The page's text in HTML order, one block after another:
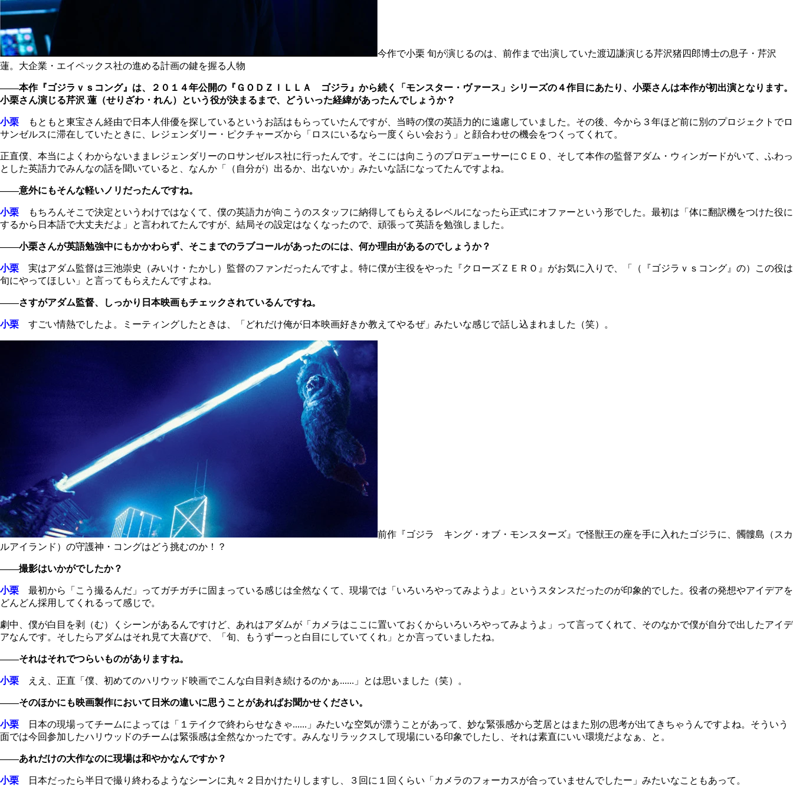
今作で小栗 旬が演じるのは、前作まで出演していた渡辺謙演じる芹沢猪四郎博士の息子・芹沢
蓮。大企業・エイペックス社の進める計画の鍵を握る人物
――本作『ゴジラｖｓコング』は、２０１４年公開の『ＧＯＤＺＩＬＬＡ ゴジラ』から続く「モンスター・ヴァース」シリーズの４作目にあたり、小栗さんは本作が初出演となります。
小栗さん演じる芹沢 蓮（せりざわ・れん）という役が決まるまで、どういった経緯があったんでしょうか？
小栗 もともと東宝さん経由で日本人俳優を探しているというお話はもらっていたんですが、当時の僕の英語力的に遠慮していました。その後、今から３年ほど前に別のプロジェクトでロ
サンゼルスに滞在していたときに、レジェンダリー・ピクチャーズから「ロスにいるなら一度くらい会おう」と顔合わせの機会をつくってくれて。
正直僕、本当によくわからないままレジェンダリーのロサンゼルス社に行ったんです。そこには向こうのプロデューサーにＣＥＯ、そして本作の監督アダム・ウィンガードがいて、ふわっ
とした英語力でみんなの話を聞いていると、なんか「（自分が）出るか、出ないか」みたいな話になってたんですよね。
――意外にもそんな軽いノリだったんですね。
小栗 もちろんそこで決定というわけではなくて、僕の英語力が向こうのスタッフに納得してもらえるレベルになったら正式にオファーという形でした。最初は「体に翻訳機をつけた役に
するから日本語で大丈夫だよ」と言われてたんですが、結局その設定はなくなったので、頑張って英語を勉強しました。
――小栗さんが英語勉強中にもかかわらず、そこまでのラブコールがあったのには、何か理由があるのでしょうか？
小栗 実はアダム監督は三池崇史（みいけ・たかし）監督のファンだったんですよ。特に僕が主役をやった『クローズＺＥＲＯ』がお気に入りで、「（『ゴジラｖｓコング』の）この役は
旬にやってほしい」と言ってもらえたんですよね。
――さすがアダム監督、しっかり日本映画もチェックされているんですね。
小栗 すごい情熱でしたよ。ミーティングしたときは、「どれだけ俺が日本映画好きか教えてやるぜ」みたいな感じで話し込まれました（笑）。
前作『ゴジラ キング・オブ・モンスターズ』で怪獣王の座を手に入れたゴジラに、髑髏島（スカ
ルアイランド）の守護神・コングはどう挑むのか！？
――撮影はいかがでしたか？
小栗 最初から「こう撮るんだ」ってガチガチに固まっている感じは全然なくて、現場では「いろいろやってみようよ」というスタンスだったのが印象的でした。役者の発想やアイデアを
どんどん採用してくれるって感じで。
劇中、僕が白目を剥（む）くシーンがあるんですけど、あれはアダムが「カメラはここに置いておくからいろいろやってみようよ」って言ってくれて、そのなかで僕が自分で出したアイデ
アなんです。そしたらアダムはそれ見て大喜びで、「旬、もうずーっと白目にしていてくれ」とか言っていましたね。
――それはそれでつらいものがありますね。
小栗 ええ、正直「僕、初めてのハリウッド映画でこんな白目剥き続けるのかぁ......」とは思いました（笑）。
――そのほかにも映画製作において日米の違いに思うことがあればお聞かせください。
小栗 日本の現場ってチームによっては「１テイクで終わらせなきゃ......」みたいな空気が漂うことがあって、妙な緊張感から芝居とはまた別の思考が出てきちゃうんですよね。そういう
面では今回参加したハリウッドのチームは緊張感は全然なかったです。みんなリラックスして現場にいる印象でしたし、それは素直にいい環境だよなぁ、と。
――あれだけの大作なのに現場は和やかなんですか？
小栗 日本だったら半日で撮り終わるようなシーンに丸々２日かけたりしますし、３回に１回くらい「カメラのフォーカスが合っていませんでしたー」みたいなこともあって。